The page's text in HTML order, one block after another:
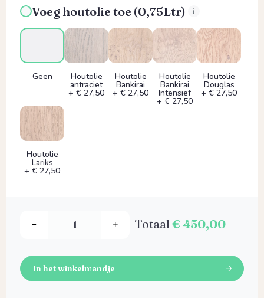
Voeg houtolie toe (0,75Ltr)
Geen Houtolie
antraciet
+ € 27,50
Houtolie
Bankirai
+ € 27,50
Houtolie
Bankirai
Intensief
+ € 27,50
Houtolie
Douglas
+ € 27,50
Houtolie
Lariks
+ € 27,50
Totaal € 450,00
In het winkelmandje